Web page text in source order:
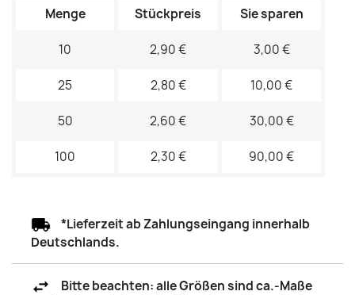
Menge Stückpreis Sie sparen
10 2,90 € 3,00 €
25 2,80 € 10,00 €
50 2,60 € 30,00 €
100 2,30 € 90,00 €
*Lieferzeit ab Zahlungseingang innerhalb
Deutschlands.
Bitte beachten: alle Größen sind ca.-Maße